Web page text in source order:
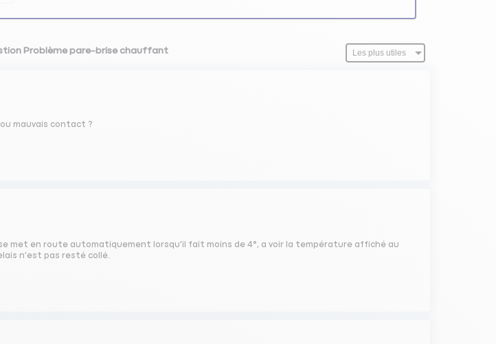
Problème pare-brise chauffant
mauvais contact ?
met en route automatiquement lorsqu'il fait moins de 4°, a voir la température affiché au
n'est pas resté collé.